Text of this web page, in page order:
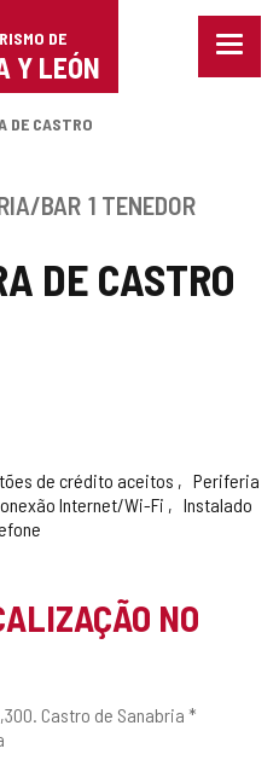
DE
Y LEÓN
Menu
DE CASTRO
DE CASTRO
BAR 1 TENEDOR
de crédito aceitos
Periferia
Internet/Wi-Fi
Instalado
NO
Castro de Sanabria *